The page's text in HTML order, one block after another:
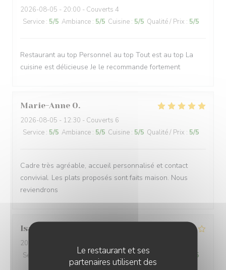
Le restaurant et ses
partenaires utilisent des
2026-08-05 - 20:00 - Couverts 4
Service : 5/5 Ambiance : 5/5 Cuisine : 5/5 Qualité / Prix : 5/5
Restaurant au top Personnel au top Tout est au top La
cuisine est délicieuse Je le recommande fortement
Marie-Anne O
2026-08-05 - 12:30 - Couverts 6
Service : 5/5 Ambiance : 5/5 Cuisine : 5/5 Qualité / Prix : 5/5
Cadre très agréable, accueil personnalisé et contact
convivial. Les plats proposés sont faits maison. Nous
reviendrons
Isabelle
2026-08-02
Service
Ambiance :4/5 Cuisine: 4/5 Qualité / Prix /5